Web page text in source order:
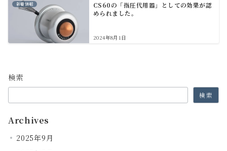
新着情報
CS60の「指圧代用器」としての効果が認
められました。
2024年8月1日
検索
検索
Archives
2025年9月